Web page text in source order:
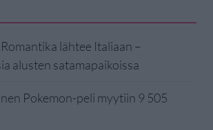
lähtee Italiaan –
alusten satamapaikoissa
Pokemon-peli myytiin 9 505